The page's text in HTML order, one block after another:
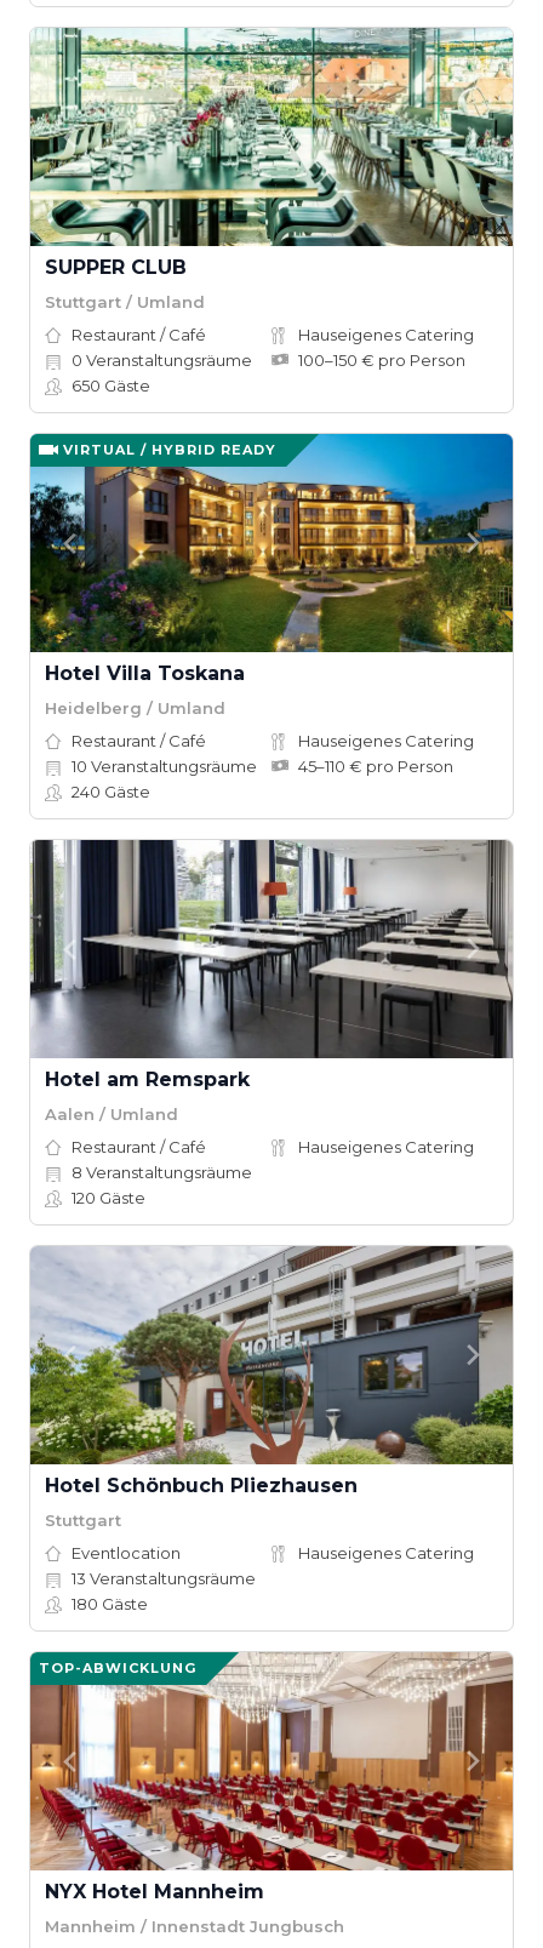
SUPPER CLUB
Stuttgart / Umland
Restaurant / Café
Hauseigenes Catering
0 Veranstaltungsräume
100–150 € pro Person
650 Gäste
VIRTUAL / HYBRID READY
Hotel Villa Toskana
Heidelberg / Umland
Restaurant / Café
Hauseigenes Catering
10 Veranstaltungsräume
45–110 € pro Person
240 Gäste
Hotel am Remspark
Aalen / Umland
Restaurant / Café
Hauseigenes Catering
8 Veranstaltungsräume
120 Gäste
Hotel Schönbuch Pliezhausen
Stuttgart
Eventlocation
Hauseigenes Catering
13 Veranstaltungsräume
180 Gäste
TOP-ABWICKLUNG
NYX Hotel Mannheim
Mannheim / Innenstadt Jungbusch